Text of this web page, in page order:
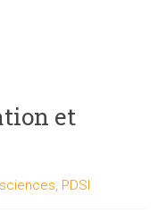
et
, PDSI